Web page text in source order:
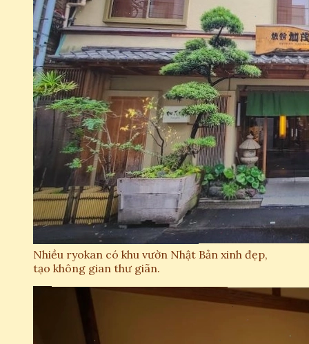
Nhiều ryokan có khu vườn Nhật Bản xinh đẹp,
tạo không gian thư giãn.